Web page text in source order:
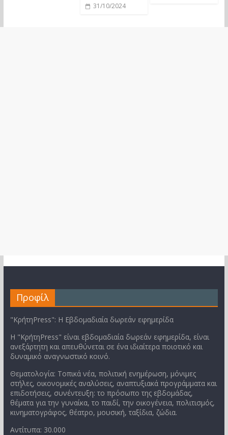
31/10/2024
Προφίλ
"ΚρήτηPress": Η Εβδομαδιαία δωρεάν εφημερίδα
Η "ΚρήτηPress" είναι εβδομαδιαία δωρεάν εφημερίδα, είναι
ανεξάρτητη και απευθύνεται σε ένα ιδιαίτερα ποιοτικό και
δυναμικό αναγνωστικό κοινό.
Θεματολογία: Τοπικά νέα, πολιτική ενημέρωση, μόνιμες
στήλες, οικονομικές αναλύσεις, αναπτυξιακά προγράμματα και
επιδοτήσεις, συνέντευξη: το πρόσωπο της εβδομάδας,
θέματα για την γυναίκα, το παιδί, την οικογένεια, πολιτισμός,
κινηματογράφος, θέατρο, μουσική, ταξίδια, ζώδια.
Αντίτυπα: 30.000